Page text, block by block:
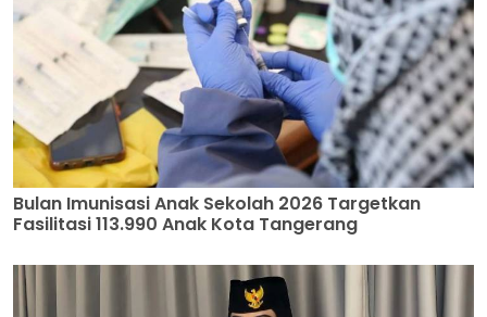
Bulan Imunisasi Anak Sekolah 2026 Targetkan
Fasilitasi 113.990 Anak Kota Tangerang